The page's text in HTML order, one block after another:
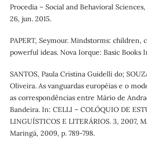
Procedia – Social and Behavioral Sciences,
26, jun. 2015.
PAPERT, Seymour. Mindstorms: children,
powerful ideas. Nova Iorque: Basic Books
SANTOS, Paula Cristina Guidelli do;
Oliveira. As vanguardas européias e o
as correspondências entre Mário de
Bandeira. In: CELLI – COLÓQUIO DE
LINGUÍSTICOS E LITERÁRIOS. 3, 2007,
Maringá, 2009, p. 789-798.